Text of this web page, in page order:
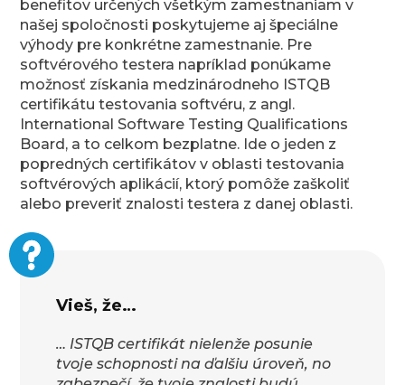
benefitov určených všetkým zamestnaniam v
našej spoločnosti poskytujeme aj špeciálne
výhody pre konkrétne zamestnanie. Pre
softvérového testera napríklad ponúkame
možnosť získania medzinárodneho ISTQB
certifikátu testovania softvéru, z angl.
International Software Testing Qualifications
Board, a to celkom bezplatne. Ide o jeden z
popredných certifikátov v oblasti testovania
softvérových aplikácií, ktorý pomôže zaškoliť
alebo preveriť znalosti testera z danej oblasti.
Vieš, že…
… ISTQB certifikát nielenže posunie
tvoje schopnosti na ďalšiu úroveň, no